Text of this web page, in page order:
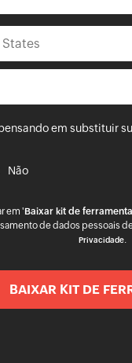
em substituir
Não
em 'Baixar kit de
de dados pessoais
Privacidade.